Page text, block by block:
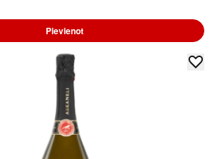
Pievienot